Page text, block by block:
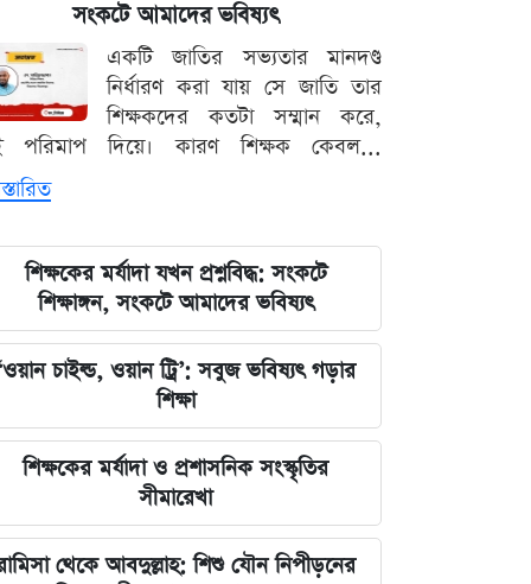
লঙ্কা প্রিমিয়ার লিগে ভারতীয় কিংবদন্তির
আগমন, মালিকানায় বড় চমক
জুলাই কার-এ নিয়ে বিভাজন করলে অর্জন
হারিয়ে যাবে: স্বরাষ্ট্রমন্ত্রী
বৃষ্টি নিয়ে সতর্কবার্তা
'মানুষ ভোট দিয়ে এমপি বানিয়েছে,
বিএনপিকে সত্য মেনে নিতে হবে': রুমিন
ফারহানা
৫ আগস্টের ভরদুপুরে দেশত্যাগ: গণভবন
থেকে ভারতের ফ্লাইট পর্যন্ত যা ঘটেছিল
ভারতপ্রেমী হলে দাগি আসামির অপরাধও
চোখ এড়িয়ে যায় দিল্লির: রুহুল কবির
সংকটে আমাদের ভবিষ্যৎ
একটি জাতির সভ্যতার মানদণ্ড
নির্ধারণ করা যায় সে জাতি তার
শিক্ষকদের কতটা সম্মান করে,
পরিমাপ দিয়ে। কারণ শিক্ষক কেবল...
শিক্ষকের মর্যাদা যখন প্রশ্নবিদ্ধ: সংকটে
শিক্ষাঙ্গন, সংকটে আমাদের ভবিষ্যৎ
চাইল্ড, ওয়ান ট্রি’: সবুজ ভবিষ্যৎ গড়ার
শিক্ষা
শিক্ষকের মর্যাদা ও প্রশাসনিক সংস্কৃতির
সীমারেখা
থেকে আবদুল্লাহ: শিশু যৌন নিপীড়নের